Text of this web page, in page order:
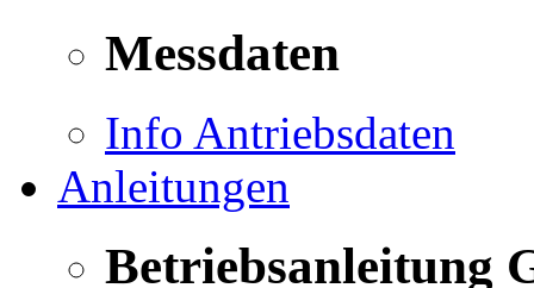
Messdaten
Info Antriebsdaten
Anleitungen
Betriebsanleitung